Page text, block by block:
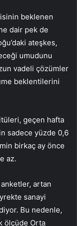
beklenen
dair pek de
ateşkes,
umudunu
vadeli çözümler
beklentilerini
geçen hafta
sadece yüzde 0,6
birkaç ay önce
az.
anketler, artan
sanayi
Bu nedenle,
ölçüde Orta